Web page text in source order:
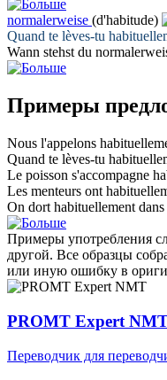
normalerweise (d'habitude)
Quand te lèves-tu
Wann stehst du
Примеры
Nous l'appelons
Quand te lèves-tu
Le poisson s'accompagne
Les menteurs ont
On dort habituellement
Примеры употребления
другой. Все образцы
или иную ошибку в
PROMT Expert
Переводчик для